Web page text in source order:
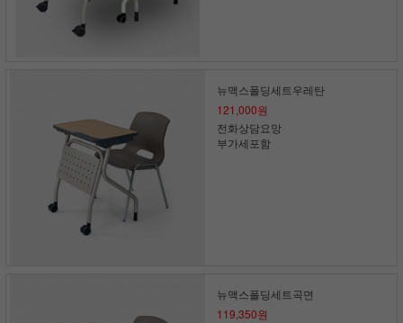
뉴맥스폴딩세트우레탄
121,000원
전화상담요망
부가세포함
뉴맥스폴딩세트곡면
119,350원